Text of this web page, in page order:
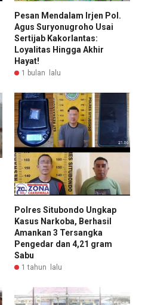
Pesan Mendalam Irjen Pol.
Agus Suryonugroho Usai
Sertijab Kakorlantas:
Loyalitas Hingga Akhir
Hayat!
1 bulan lalu
Polres Situbondo Ungkap
Kasus Narkoba, Berhasil
Amankan 3 Tersangka
Pengedar dan 4,21 gram
Sabu
1 tahun lalu